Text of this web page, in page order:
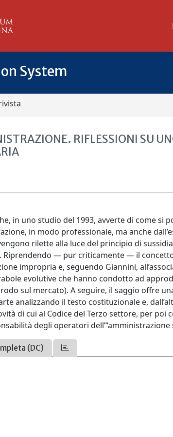
System
RIFLESSIONI SU
in uno studio del 1993, avverte di come si
in modo professionale, ma anche
rilette alla luce del principio di
— pur criticamente — il
impropria e, seguendo Giannini,
evolutive che hanno condotto ad
sul mercato). A seguire, il saggio offre
analizzando il testo costituzionale e,
di cui al Codice del Terzo settore, per poi
degli operatori dell’“amministrazione
(DC)